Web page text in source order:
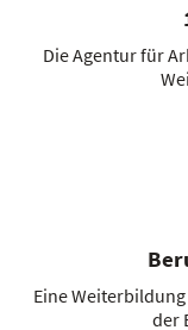
Die Agentur für
Eine
der